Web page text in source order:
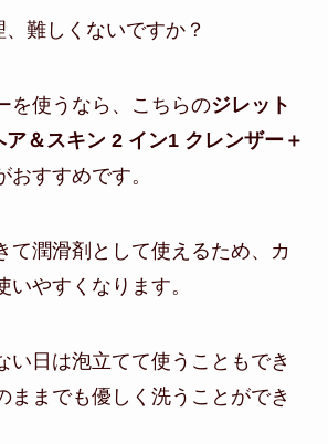
難しくないですか？
を使うなら、こちらのジレット
＆スキン 2 イン1 クレンザー＋
おすすめです。
て潤滑剤として使えるため、カ
いやすくなります。
い日は泡立てて使うこともでき
ままでも優しく洗うことができ